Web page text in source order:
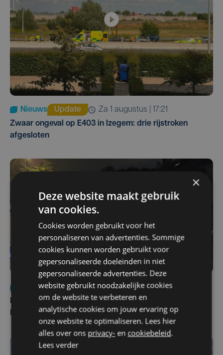
Nieuws Update
za 1 augustus | 17:21
Zwaar ongeval op E403 in Izegem: drie rijstroken
afgesloten
Nieuws
di 4 augustus | 09:32
Man en vrouw dood aangetroffen in woning in Sint-
Pieters Brugge
×
Deze website maakt gebruik
van cookies.
Cookies worden gebruikt voor het
personaliseren van advertenties. Sommige
cookies kunnen worden gebruikt voor
gepersonaliseerde doeleinden in niet
gepersonaliseerde advertenties. Deze
website gebruikt noodzakelijke cookies
om de website te verbeteren en
analytische cookies om jouw ervaring op
onze website te optimaliseren. Lees hier
alles over ons privacy- en cookiebeleid.
Lees verder